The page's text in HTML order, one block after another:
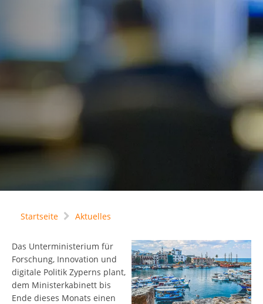
Startseite Aktuelles
Das Unterministerium für
Forschung, Innovation und
digitale Politik Zyperns plant,
dem Ministerkabinett bis
Ende dieses Monats einen